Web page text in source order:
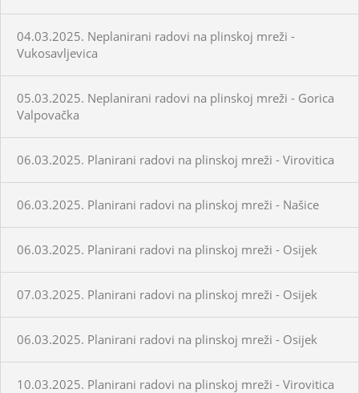
04.03.2025. Neplanirani radovi na plinskoj mreži -
Vukosavljevica
05.03.2025. Neplanirani radovi na plinskoj mreži - Gorica
Valpovačka
06.03.2025. Planirani radovi na plinskoj mreži - Virovitica
06.03.2025. Planirani radovi na plinskoj mreži - Našice
06.03.2025. Planirani radovi na plinskoj mreži - Osijek
07.03.2025. Planirani radovi na plinskoj mreži - Osijek
06.03.2025. Planirani radovi na plinskoj mreži - Osijek
10.03.2025. Planirani radovi na plinskoj mreži - Virovitica